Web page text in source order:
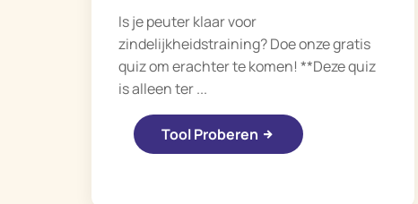
Is je peuter klaar voor
zindelijkheidstraining? Doe onze gratis
quiz om erachter te komen! **Deze quiz
is alleen ter ...
Tool Proberen